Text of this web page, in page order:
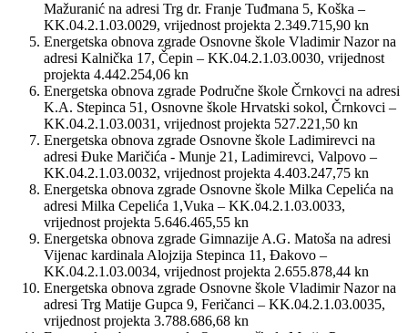
Mažuranić na adresi Trg dr. Franje Tuđmana 5, Koška –
KK.04.2.1.03.0029, vrijednost projekta 2.349.715,90 kn
Energetska obnova zgrade Osnovne škole Vladimir Nazor na
adresi Kalnička 17, Čepin – KK.04.2.1.03.0030, vrijednost
projekta 4.442.254,06 kn
Energetska obnova zgrade Područne škole Črnkovci na adresi
K.A. Stepinca 51, Osnovne škole Hrvatski sokol, Črnkovci –
KK.04.2.1.03.0031, vrijednost projekta 527.221,50 kn
Energetska obnova zgrade Osnovne škole Ladimirevci na
adresi Đuke Maričića - Munje 21, Ladimirevci, Valpovo –
KK.04.2.1.03.0032, vrijednost projekta 4.403.247,75 kn
Energetska obnova zgrade Osnovne škole Milka Cepelića na
adresi Milka Cepelića 1,Vuka – KK.04.2.1.03.0033,
vrijednost projekta 5.646.465,55 kn
Energetska obnova zgrade Gimnazije A.G. Matoša na adresi
Vijenac kardinala Alojzija Stepinca 11, Đakovo –
KK.04.2.1.03.0034, vrijednost projekta 2.655.878,44 kn
Energetska obnova zgrade Osnovne škole Vladimir Nazor na
adresi Trg Matije Gupca 9, Feričanci – KK.04.2.1.03.0035,
vrijednost projekta 3.788.686,68 kn